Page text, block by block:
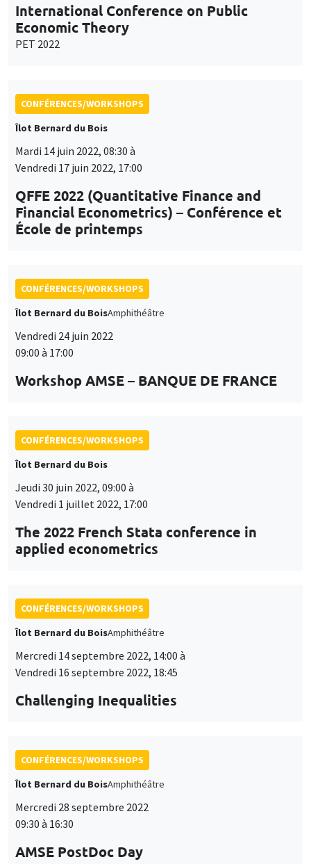
International Conference on Public
Economic Theory
PET 2022
CONFÉRENCES/WORKSHOPS
Îlot Bernard du Bois
Mardi 14 juin 2022, 08:30 à
Vendredi 17 juin 2022, 17:00
QFFE 2022 (Quantitative Finance and
Financial Econometrics) – Conférence et
École de printemps
CONFÉRENCES/WORKSHOPS
Îlot Bernard du BoisAmphithéâtre
Vendredi 24 juin 2022
09:00 à 17:00
Workshop AMSE – BANQUE DE FRANCE
CONFÉRENCES/WORKSHOPS
Îlot Bernard du Bois
Jeudi 30 juin 2022, 09:00 à
Vendredi 1 juillet 2022, 17:00
The 2022 French Stata conference in
applied econometrics
CONFÉRENCES/WORKSHOPS
Îlot Bernard du BoisAmphithéâtre
Mercredi 14 septembre 2022, 14:00 à
Vendredi 16 septembre 2022, 18:45
Challenging Inequalities
CONFÉRENCES/WORKSHOPS
Îlot Bernard du BoisAmphithéâtre
Mercredi 28 septembre 2022
09:30 à 16:30
AMSE PostDoc Day